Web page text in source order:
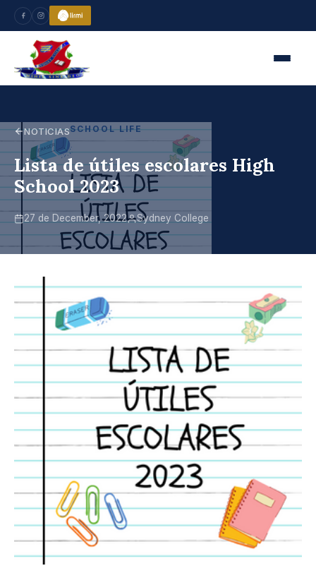
NOTICIASSCHOOL LIFE
Lista de útiles escolares High
School 2023
27 de December, 2022 Sydney College